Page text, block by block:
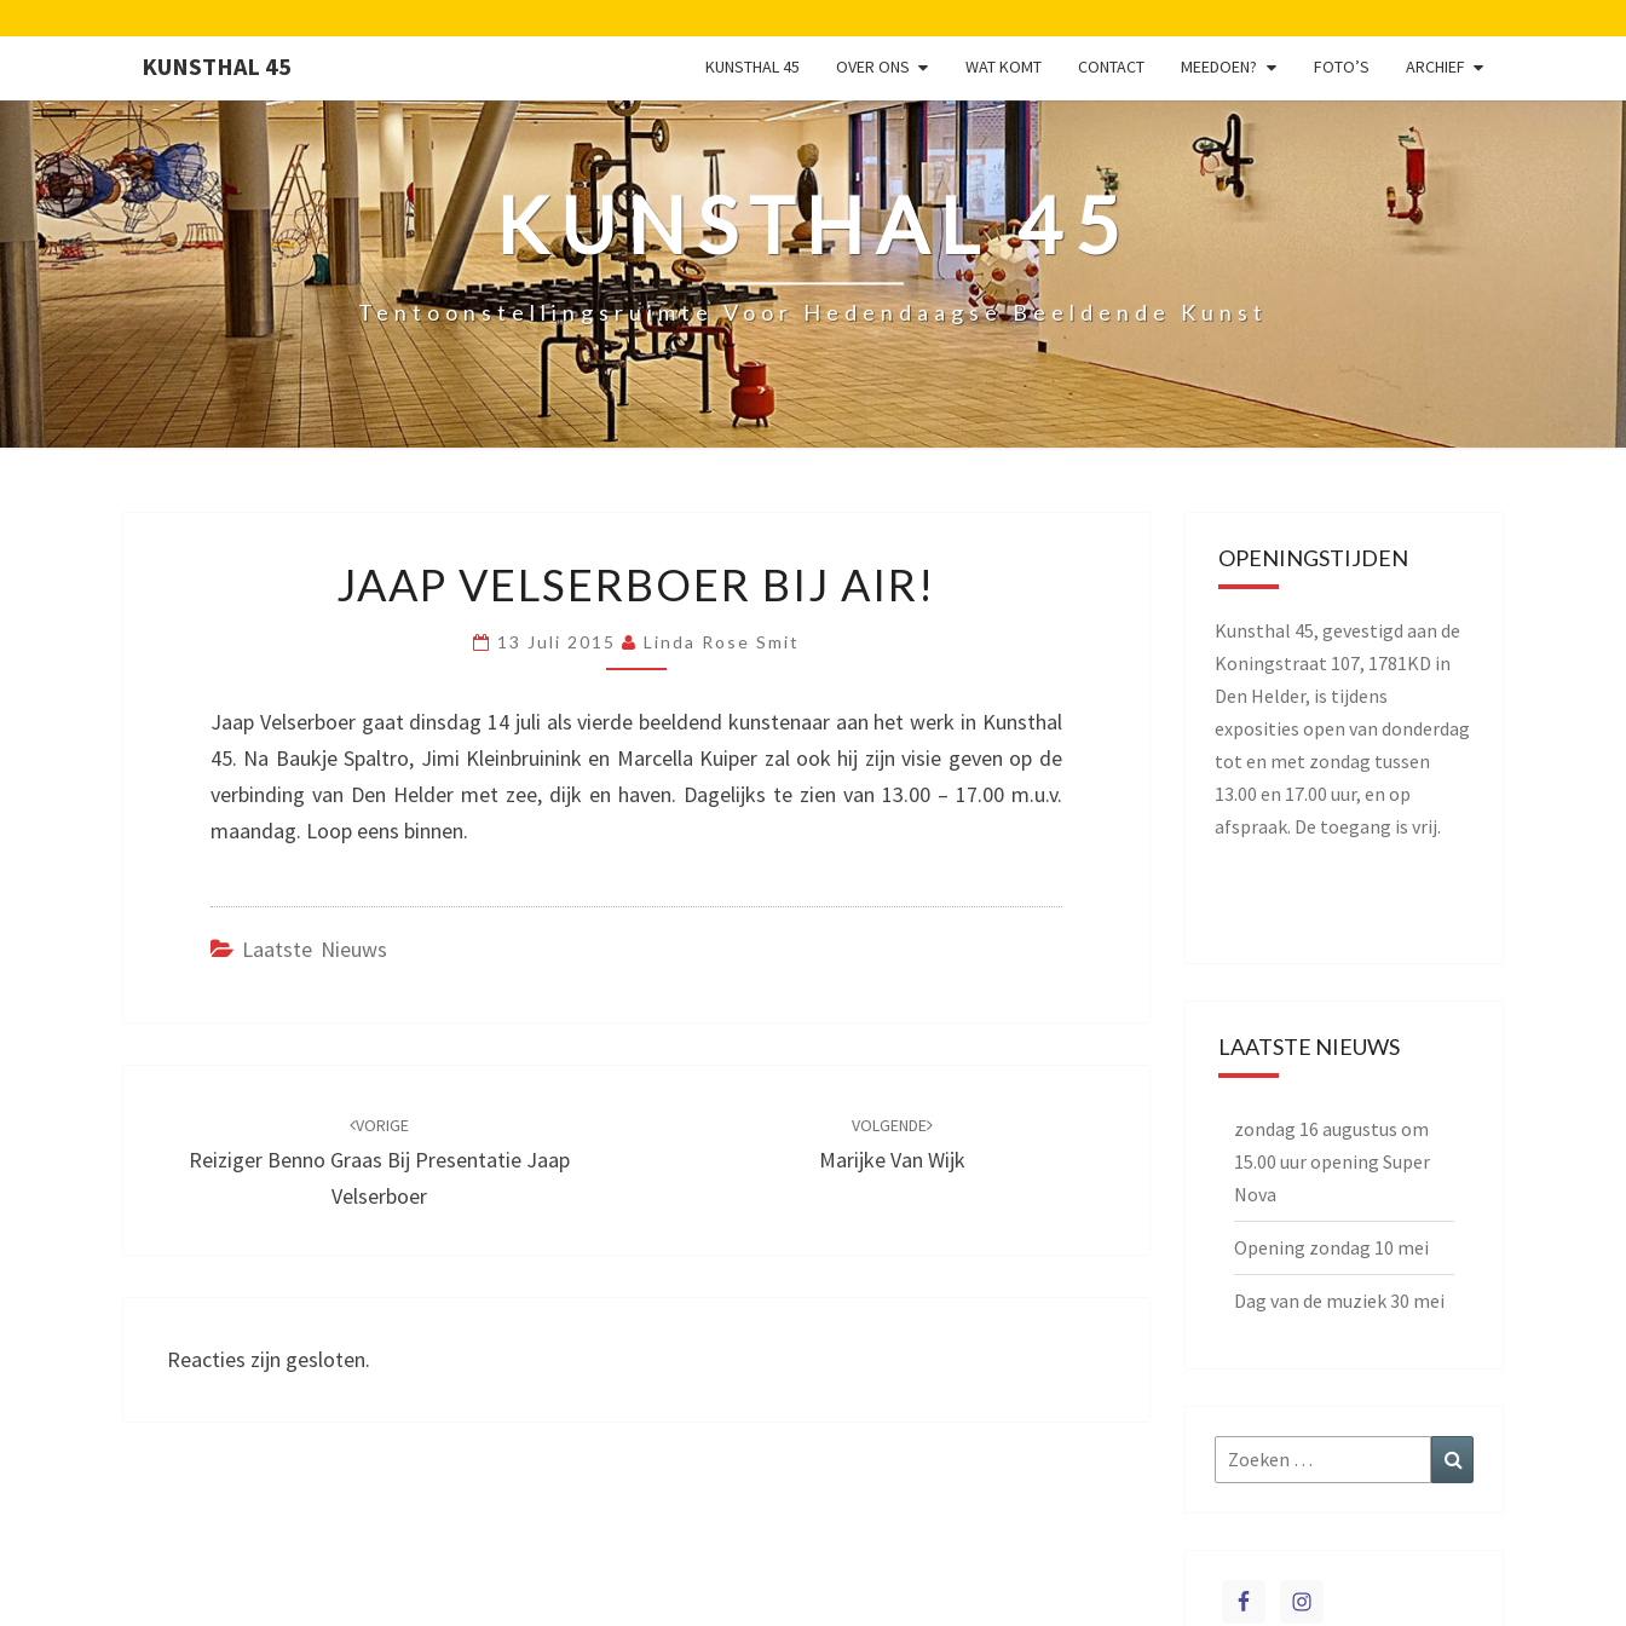
KUNSTHAL 45 KUNSTHAL 45 OVER ONS WAT KOMT CONTACT MEEDOEN? FOTO’S ARCHIEF
KUNSTHAL 45
Tentoonstellingsruimte Voor Hedendaagse Beeldende Kunst
VELSERBOER
JAAP VELSERBOER BIJ AIR!
13 Juli 2015 Linda Rose Smit
Jaap Velserboer gaat dinsdag 14 juli als vierde beeldend kunstenaar aan het werk in Kunsthal
45. Na Baukje Spaltro, Jimi Kleinbruinink en Marcella Kuiper zal ook hij zijn visie geven op de
verbinding van Den Helder met zee, dijk en haven. Dagelijks te zien van 13.00 – 17.00 m.u.v.
maandag. Loop eens binnen.
Laatste Nieuws
VORIGE
Reiziger Benno Graas Bij Presentatie Jaap
Velserboer
VOLGENDE
Marijke Van Wijk
Reacties zijn gesloten.
OPENINGSTIJDEN
Kunsthal 45, gevestigd aan de
Koningstraat 107, 1781KD in
Den Helder, is tijdens
exposities open van donderdag
tot en met zondag tussen
13.00 en 17.00 uur, en op
afspraak. De toegang is vrij.
LAATSTE NIEUWS
zondag 16 augustus om
15.00 uur opening Super
Nova
Opening zondag 10 mei
Dag van de muziek 30 mei
Zoeken
naar: